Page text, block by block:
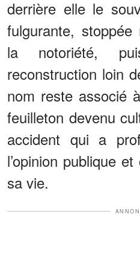
derrière elle le
fulgurante,
la notoriété,
reconstruction loin
nom reste associé
feuilleton devenu
accident qui a
l’opinion publique
sa vie.